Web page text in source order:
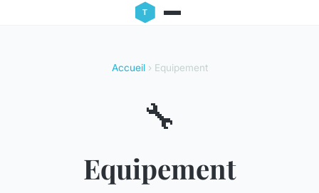
Accueil› Equipement
🔧
Equipement